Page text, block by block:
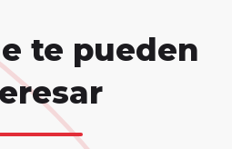
te pueden